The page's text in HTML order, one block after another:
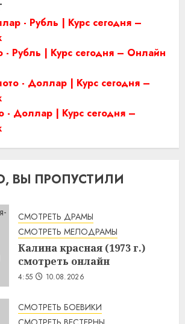
- Рубль | Курс сегодня –
- Рубль | Курс сегодня – Онлайн
- Доллар | Курс сегодня –
- Доллар | Курс сегодня –
ВЫ ПРОПУСТИЛИ
СМОТРЕТЬ ДРАМЫ
СМОТРЕТЬ МЕЛОДРАМЫ
Калина красная (1973 г.)
смотреть онлайн
4:55 10.08.2026
СМОТРЕТЬ БОЕВИКИ